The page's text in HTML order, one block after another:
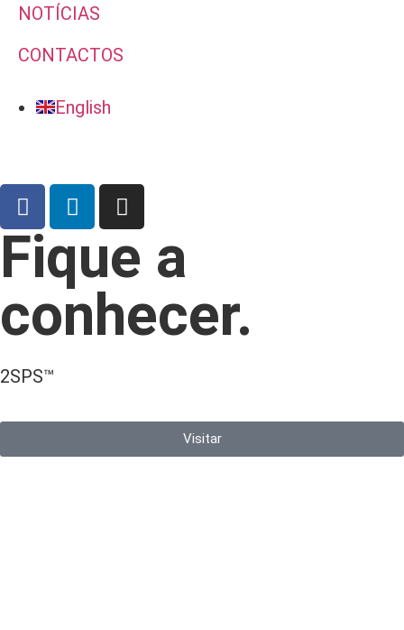
NOTÍCIAS
CONTACTOS
English
Fique a
conhecer.
2SPS™
Visitar